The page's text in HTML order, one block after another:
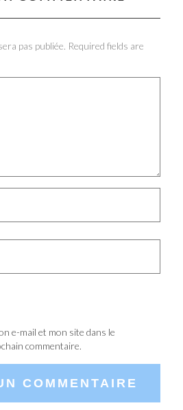
pas publiée. Required fields are
e-mail et mon site dans le
commentaire.